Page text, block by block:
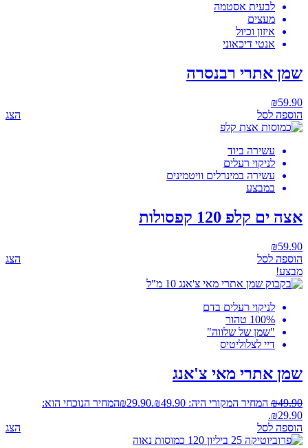
לבעית אסטמה
מעצים
איזון וכיול
אנטי דיכאוני
שמן אתרי רבנסרה
₪59.90
הוספה לסל
הצג
עשירה ביוד
לניקוי רעלים
עשירה במינרלים וויטמינים
במבצע
אצה ים קלפ 120 קפסולות
₪59.90
הוספה לסל
הצג
מבצע!
לניקוי רעלים בדם
100% טהור
"שמן של שלווה"
דיי לצלוליטיס
שמן אתרי מאי צ'אנג
₪49.90 המחיר המקורי היה: ₪49.90. ₪29.90
המחיר הנוכחי הוא:
₪29.90.
הוספה לסל
הצג